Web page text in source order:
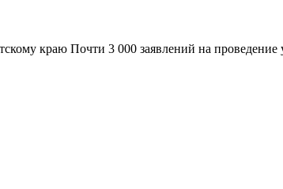
краю Почти 3 000 заявлений на